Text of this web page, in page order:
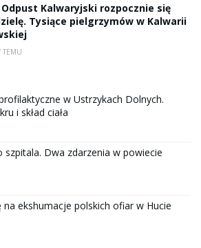
Kalwaryjski rozpocznie się
Tysiące pielgrzymów w Kalwarii
TEMU
w Ustrzykach Dolnych.
i skład ciała
szpitala. Dwa zdarzenia w powiecie
na ekshumacje polskich ofiar w Hucie